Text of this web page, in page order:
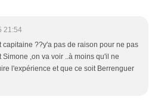
21:54
capitaine ??y'a pas de raison pour ne pas
Simone ,on va voir ..à moins qu'il ne
l'expérience et que ce soit Berrenguer